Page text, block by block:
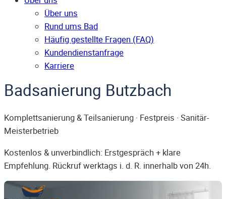
Über uns
Rund ums Bad
Häufig gestellte Fragen (FAQ)
Kunden­dienst­anfrage
Karriere
Badsanierung Butzbach
Komplettsanierung & Teilsanierung · Festpreis · Sanitär-
Meisterbetrieb
Kostenlos & unverbindlich: Erstgespräch + klare
Empfehlung. Rückruf werktags i. d. R. innerhalb von 24h.